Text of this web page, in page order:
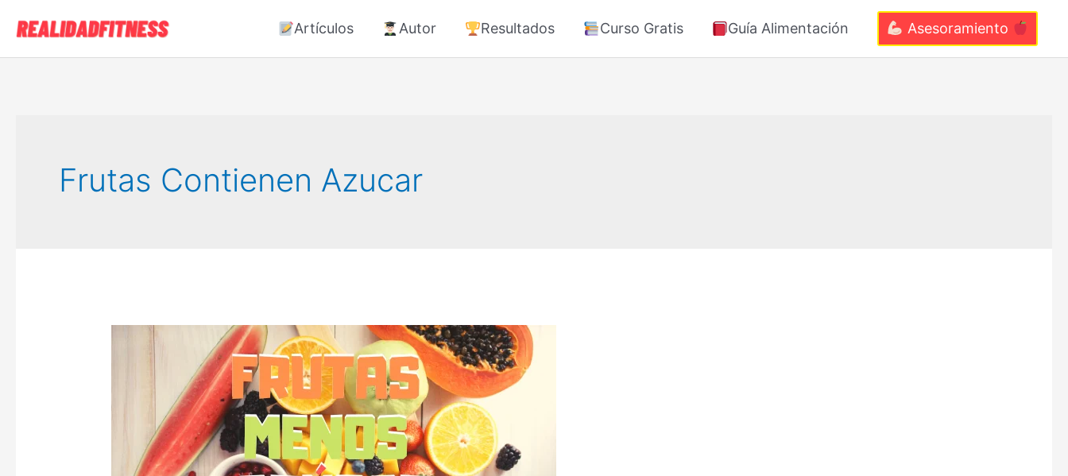
contenido
Artículos Autor Resultados Curso Gratis Guía Alimentación Asesoramiento
Frutas Contienen Azucar